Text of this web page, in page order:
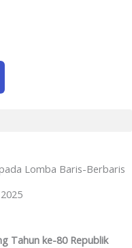
Lomba Baris-Berbaris
Tahun ke-80 Republik